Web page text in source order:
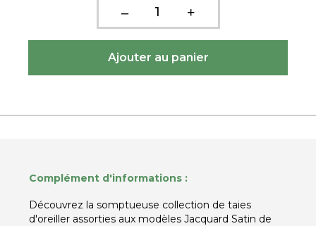
Complément d'informations :
Découvrez la somptueuse collection de taies
d'oreiller assorties aux modèles Jacquard Satin de